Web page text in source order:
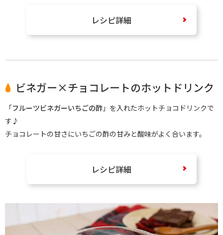
レシピ詳細
ビネガー×チョコレートのホットドリンク
「フルーツビネガーいちごの酢 」を入れたホットチョコドリンクで
す♪
チョコレートの甘さにいちごの酢の甘みと酸味がよく合います。
レシピ詳細